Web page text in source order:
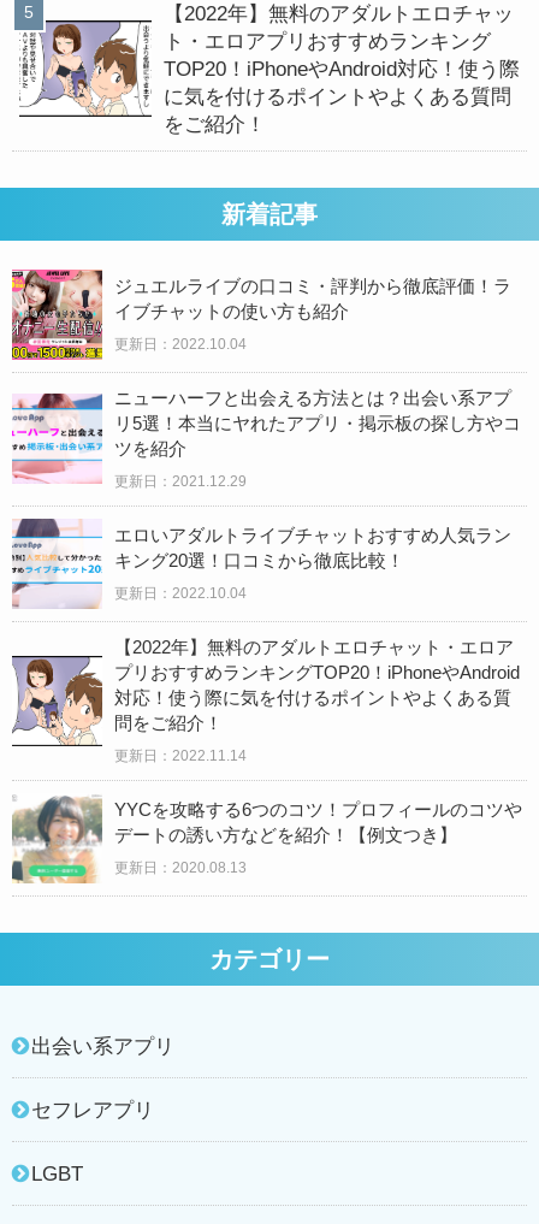
【2022年】無料のアダルトエロチャッ
ト・エロアプリおすすめランキング
TOP20！iPhoneやAndroid対応！使う際
に気を付けるポイントやよくある質問
をご紹介！
新着記事
ジュエルライブの口コミ・評判から徹底評価！ラ
イブチャットの使い方も紹介
更新日：2022.10.04
ニューハーフと出会える方法とは？出会い系アプ
リ5選！本当にヤれたアプリ・掲示板の探し方やコ
ツを紹介
更新日：2021.12.29
エロいアダルトライブチャットおすすめ人気ラン
キング20選！口コミから徹底比較！
更新日：2022.10.04
【2022年】無料のアダルトエロチャット・エロア
プリおすすめランキングTOP20！iPhoneやAndroid
対応！使う際に気を付けるポイントやよくある質
問をご紹介！
更新日：2022.11.14
YYCを攻略する6つのコツ！プロフィールのコツや
デートの誘い方などを紹介！【例文つき】
更新日： 2020.08.13
カテゴリー
出会い系アプリ
セフレアプリ
LGBT